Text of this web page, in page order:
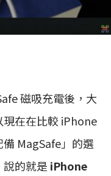
磁吸充電後，大
在在比較 iPhone
MagSafe」的選
的就是 iPhone